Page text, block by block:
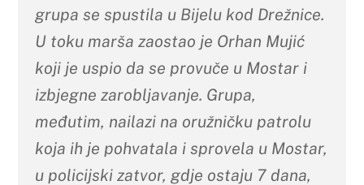
grupa se spustila u Bijelu kod Drežnice.
U toku marša zaostao je Orhan Mujić
koji je uspio da se provuče u Mostar i
izbjegne zarobljavanje. Grupa,
međutim, nailazi na oružničku patrolu
koja ih je pohvatala i sprovela u Mostar,
u policijski zatvor, gdje ostaju 7 dana,